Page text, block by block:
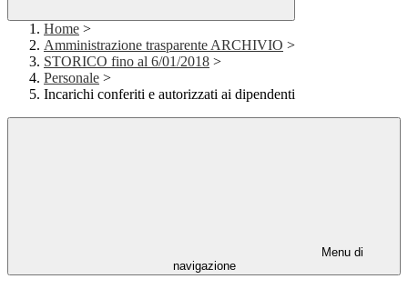
Home >
Amministrazione trasparente ARCHIVIO >
STORICO fino al 6/01/2018 >
Personale >
Incarichi conferiti e autorizzati ai dipendenti
Menu di
navigazione